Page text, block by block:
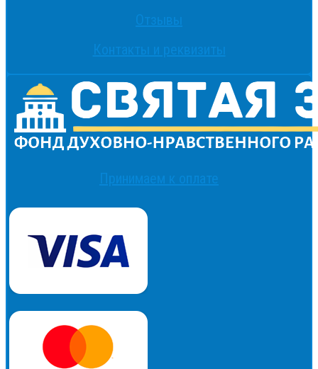
Отзывы
Контакты и реквизиты
Принимаем к оплате